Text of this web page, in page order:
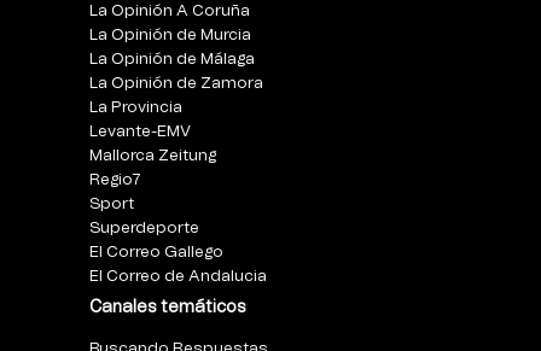
La Opinión A Coruña
La Opinión de Murcia
La Opinión de Málaga
La Opinión de Zamora
La Provincia
Levante-EMV
Mallorca Zeitung
Regio7
Sport
Superdeporte
El Correo Gallego
El Correo de Andalucia
Canales temáticos